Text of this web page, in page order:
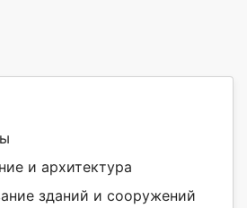
и архитектура
зданий и сооружений